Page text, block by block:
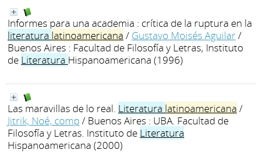
Informes para una academia : crítica de la ruptura en la
literatura latinoamericana / Gustavo Moisés Aguilar/
Buenos Aires : Facultad de Filosofía y Letras, Instituto
de Literatura Hispanoamericana (1996)
Las maravillas de lo real. Literatura latinoamericana /
Jitrik, Noé, comp / Buenos Aires : UBA. Facultad de
Filosofía y Letras. Instituto de Literatura
Hispanoamericana (2000)